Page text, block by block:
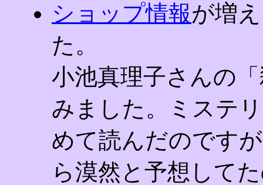
ショップ情報が増
た。
小池真理子さんの
みました。ミステ
めて読んだのです
ら漠然と予想して